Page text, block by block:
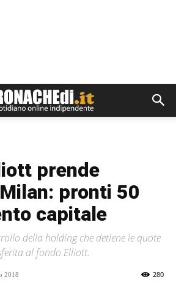
prende
pronti 50
capitale
della holding che detiene le quote
al fondo Elliott.
2018 280